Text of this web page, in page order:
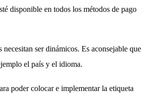
disponible en todos los métodos de pago
ser dinámicos. Es aconsejable que
el país y el idioma.
poder colocar e implementar la etiqueta